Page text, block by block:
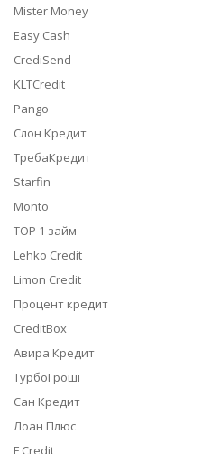
Mister Money
Easy Cash
CrediSend
KLTCredit
Pango
Слон Кредит
ТребаКредит
Starfin
Monto
TOP 1 займ
Lehko Credit
Limon Credit
Процент кредит
CreditBox
Авира Кредит
ТурбоГроші
Сан Кредит
Лоан Плюс
F Credit